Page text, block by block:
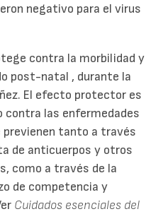
negativo para el virus
contra la morbilidad y
post-natal , durante la
El efecto protector es
las enfermedades
tanto a través
de anticuerpos y otros
como a través de la
de competencia y
Cuidados esenciales del